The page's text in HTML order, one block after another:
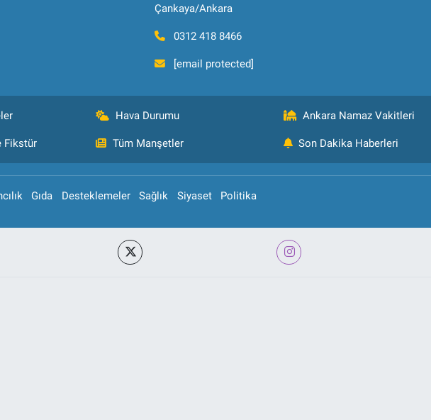
Çankaya/Ankara
0312 418 8466
[email protected]
Hava Durumu Ankara Namaz Vakitleri
Fikstür Tüm Manşetler Son Dakika Haberleri
Gıda Desteklemeler Sağlık Siyaset Politika